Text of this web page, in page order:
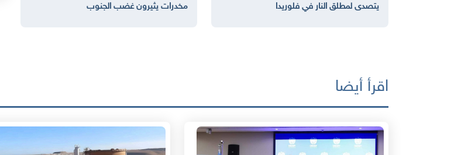
يتصدى لمطلق النار في فلوريدا
مخدرات يثيرون غضب الجنوب
اقرأ أيضا